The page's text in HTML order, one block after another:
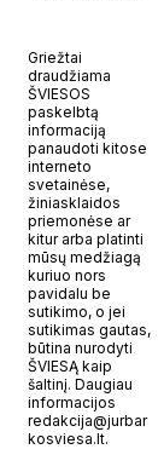
Griežtai
draudžiama
ŠVIESOS
paskelbtą
informaciją
panaudoti kitose
interneto
svetainėse,
žiniasklaidos
priemonėse ar
kitur arba platinti
mūsų medžiagą
kuriuo nors
pavidalu be
sutikimo, o jei
sutikimas gautas,
būtina nurodyti
ŠVIESĄ kaip
šaltinį. Daugiau
informacijos
redakcija@jurbar
kosviesa.lt.